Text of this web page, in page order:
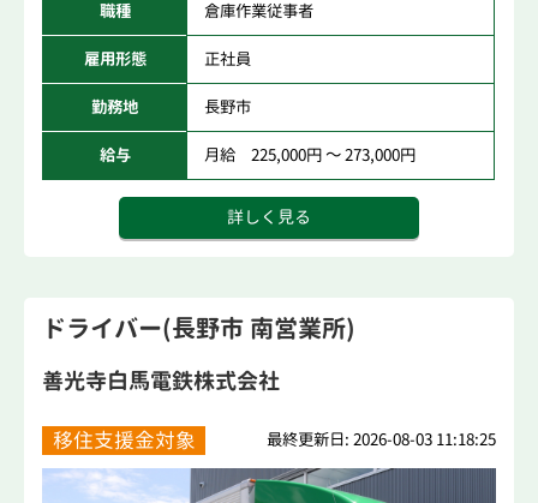
職種 倉庫作業従事者
雇用形態 正社員
勤務地 長野市
給与 月給 225,000円 ～ 273,000円
詳しく見る
ドライバー(長野市 南営業所)
善光寺白馬電鉄株式会社
移住支援金対象 最終更新日: 2026-08-03 11:18:25